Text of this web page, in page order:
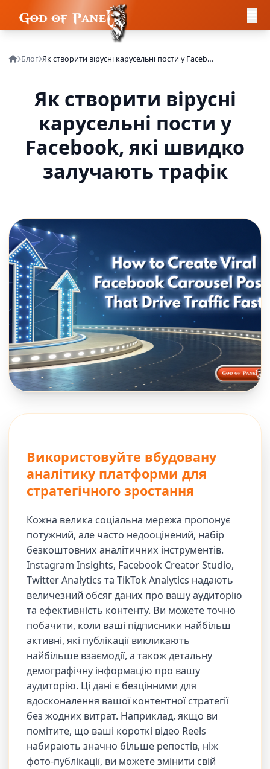
Блог Як створити вірусні карусельні пости у Facebook, які швидко залучають трафік
Як створити вірусні
карусельні пости у
Facebook, які швидко
залучають трафік
Використовуйте вбудовану
аналітику платформи для
стратегічного зростання
Кожна велика соціальна мережа пропонує
потужний, але часто недооцінений, набір
безкоштовних аналітичних інструментів.
Instagram Insights, Facebook Creator Studio,
Twitter Analytics та TikTok Analytics надають
величезний обсяг даних про вашу аудиторію
та ефективність контенту. Ви можете точно
побачити, коли ваші підписники найбільш
активні, які публікації викликають
найбільше взаємодії, а також детальну
демографічну інформацію про вашу
аудиторію. Ці дані є безцінними для
вдосконалення вашої контентної стратегії
без жодних витрат. Наприклад, якщо ви
помітите, що ваші короткі відео Reels
набирають значно більше репостів, ніж
фото-публікації, ви можете змінити свій